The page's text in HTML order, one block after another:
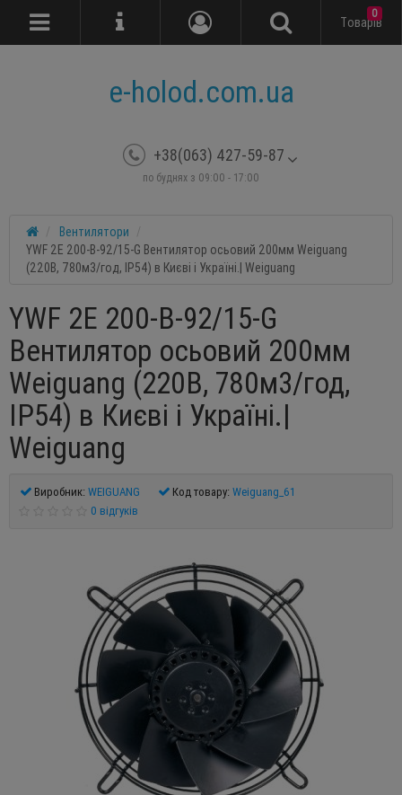
e-holod.com.ua
+38(063) 427-59-87
по буднях з 09:00 - 17:00
Tоварів
0
Вентилятори
YWF 2E 200-B-92/15-G Вентилятор осьовий 200мм Weiguang
(220В, 780м3/год, IP54) в Києві і Україні.| Weiguang
YWF 2E 200-B-92/15-G
Вентилятор осьовий 200мм
Weiguang (220В, 780м3/год,
IP54) в Києві і Україні.|
Weiguang
Виробник: WEIGUANG Код товару: Weiguang_61
0 відгуків